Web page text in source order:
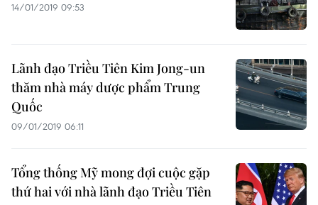
14/01/2019 09:53
Lãnh đạo Triều Tiên Kim Jong-un
thăm nhà máy dược phẩm Trung
Quốc
09/01/2019 06:11
Tổng thống Mỹ mong đợi cuộc gặp
thứ hai với nhà lãnh đạo Triều Tiên